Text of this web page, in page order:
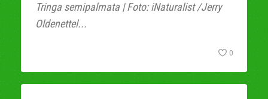
Tringa semipalmata | Foto: iNaturalist /Jerry
Oldenettel...
0